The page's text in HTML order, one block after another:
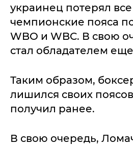
украинец потерял
чемпионские пояса
WBO и WBC. В свою
стал обладателем
Таким образом,
лишился своих
получил ранее.
В свою очередь,